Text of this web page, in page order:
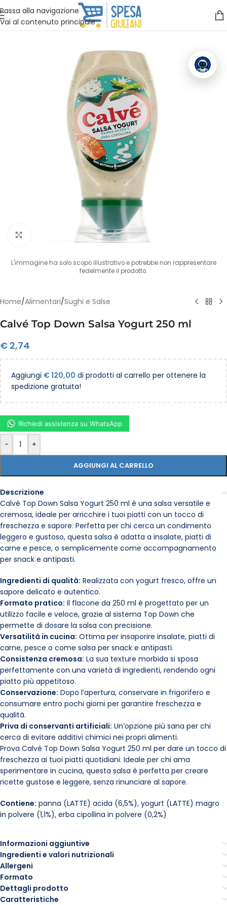
Passa alla navigazione
Vai al contenuto principale
Vuoi assistenza?Clicca qui e ti richiamiamo noi
Clicca per ingrandire
L'immagine ha solo scopo illustrativo e potrebbe non rappresentare
fedelmente il prodotto.
Home/Alimentari/Sughi e Salse
Calvé Top Down Salsa Yogurt 250 ml
€ 2,74
Aggiungi €120,00 di prodotti al carrello per ottenere la
spedizione gratuita!
- +
AGGIUNGI AL CARRELLO
Richiedi assistenza su WhatsApp
Descrizione
Calvé Top Down Salsa Yogurt 250 ml è una salsa versatile e
cremosa, ideale per arricchire i tuoi piatti con un tocco di
freschezza e sapore. Perfetta per chi cerca un condimento
leggero e gustoso, questa salsa è adatta a insalate, piatti di
carne e pesce, o semplicemente come accompagnamento
per snack e antipasti.
Ingredienti di qualità: Realizzata con yogurt fresco, offre un
sapore delicato e autentico.
Formato pratico: Il flacone da 250 ml è progettato per un
utilizzo facile e veloce, grazie al sistema Top Down che
permette di dosare la salsa con precisione.
Versatilità in cucina: Ottima per insaporire insalate, piatti di
carne, pesce o come salsa per snack e antipasti.
Consistenza cremosa: La sua texture morbida si sposa
perfettamente con una varietà di ingredienti, rendendo ogni
piatto più appetitoso.
Conservazione: Dopo l’apertura, conservare in frigorifero e
consumare entro pochi giorni per garantire freschezza e
qualità.
Priva di conservanti artificiali: Un’opzione più sana per chi
cerca di evitare additivi chimici nei propri alimenti.
Prova Calvé Top Down Salsa Yogurt 250 ml per dare un tocco di
freschezza ai tuoi piatti quotidiani. Ideale per chi ama
sperimentare in cucina, questa salsa è perfetta per creare
ricette gustose e leggere, senza rinunciare al sapore.
Contiene: panna (LATTE) acida (6,5%), yogurt (LATTE) magro
in polvere (1,1%), erba cipollina in polvere (0,2%)
Informazioni aggiuntive
Ingredienti e valori nutrizionali
Allergeni
Formato
Dettagli prodotto
Caratteristiche